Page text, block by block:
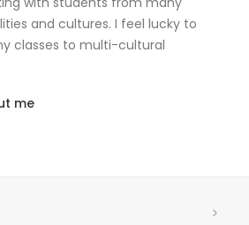
and cultures. I feel lucky to
classes to multi-cultural
me